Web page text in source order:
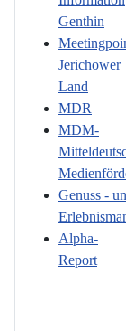
Genthin
Jerichower
Land
MDR
MDM-
Genuss -
Alpha-
Report